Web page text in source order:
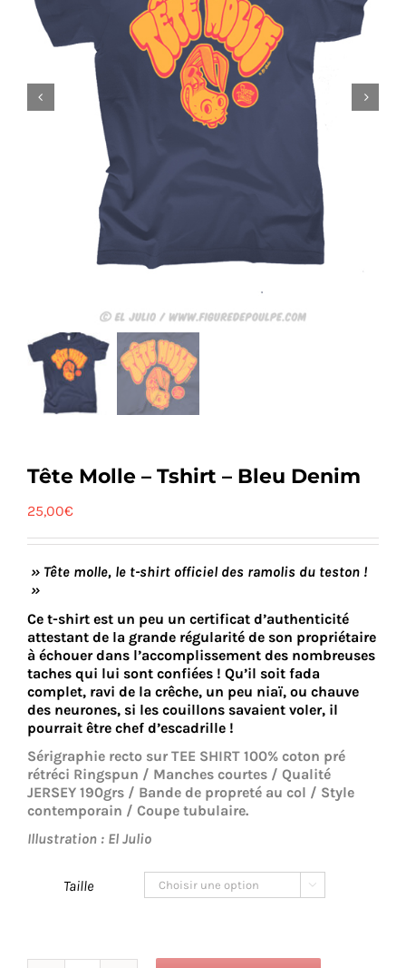
Tête Molle – Tshirt – Bleu Denim
25,00€
» Tête molle, le t-shirt officiel des ramolis du teston !
»
Ce t-shirt est un peu un certificat d’authenticité
attestant de la grande régularité de son propriétaire
à échouer dans l’accomplissement des nombreuses
taches qui lui sont confiées ! Qu’il soit fada
complet, ravi de la crêche, un peu niaï, ou chauve
des neurones, si les couillons savaient voler, il
pourrait être chef d’escadrille !
Sérigraphie recto sur TEE SHIRT 100% coton pré
rétréci Ringspun / Manches courtes / Qualité
JERSEY 190grs / Bande de propreté au col / Style
contemporain / Coupe tubulaire.
Illustration : El Julio
Taille 